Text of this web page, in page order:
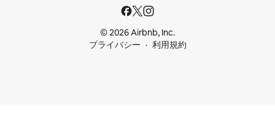
© 2026 Airbnb, Inc.
プライバシー
利用規約